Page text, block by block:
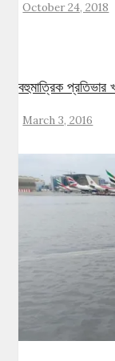
October 24, 2018
বহুমাত্রিক
March 3, 2016